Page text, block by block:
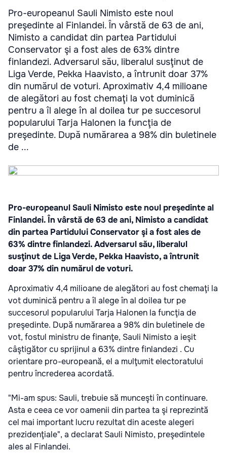
Pro-europeanul Sauli Nimisto este noul
preşedinte al Finlandei. În vârstă de 63 de ani,
Nimisto a candidat din partea Partidului
Conservator şi a fost ales de 63% dintre
finlandezi. Adversarul său, liberalul susţinut de
Liga Verde, Pekka Haavisto, a întrunit doar 37%
din numărul de voturi. Aproximativ 4,4 milioane
de alegători au fost chemaţi la vot duminică
pentru a îl alege în al doilea tur pe succesorul
popularului Tarja Halonen la funcţia de
preşedinte. După numărarea a 98% din buletinele
de ...
Pro-europeanul Sauli Nimisto este noul preşedinte al
Finlandei. În vârstă de 63 de ani, Nimisto a candidat
din partea Partidului Conservator şi a fost ales de
63% dintre finlandezi. Adversarul său, liberalul
susţinut de Liga Verde, Pekka Haavisto, a întrunit
doar 37% din numărul de voturi.
Aproximativ 4,4 milioane de alegători au fost chemaţi la
vot duminică pentru a îl alege în al doilea tur pe
succesorul popularului Tarja Halonen la funcţia de
preşedinte. După numărarea a 98% din buletinele de
vot, fostul ministru de finanţe, Sauli Nimisto a ieşit
câştigător cu sprijinul a 63% dintre finlandezi . Cu
orientare pro-europeană, el a mulţumit electoratului
pentru încrederea acordată.
"Mi-am spus: Sauli, trebuie să munceşti în continuare.
Asta e ceea ce vor oamenii din partea ta şi reprezintă
cel mai important lucru rezultat din aceste alegeri
prezidenţiale", a declarat Sauli Nimisto, preşedintele
ales al Finlandei.